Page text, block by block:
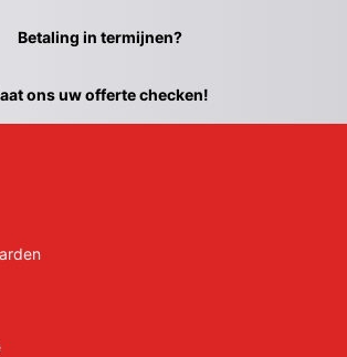
Betaling in termijnen?
ons uw offerte checken!